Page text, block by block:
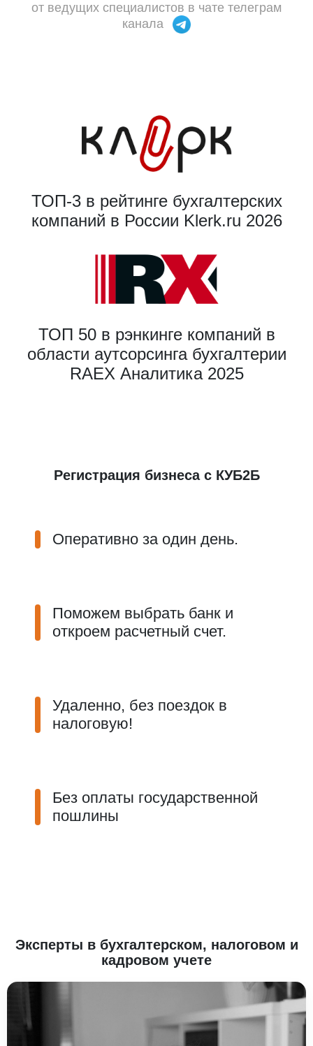
от ведущих специалистов в чате телеграм
канала
ТОП-3 в рейтинге бухгалтерских
компаний в России Klerk.ru 2026
ТОП 50 в рэнкинге компаний в
области аутсорсинга бухгалтерии
RAEX Аналитика 2025
Регистрация бизнеса с КУБ2Б
Оперативно за один день.
Поможем выбрать банк и
откроем расчетный счет.
Удаленно, без поездок в
налоговую!
Без оплаты государственной
пошлины
Эксперты в бухгалтерском, налоговом и
кадровом учете